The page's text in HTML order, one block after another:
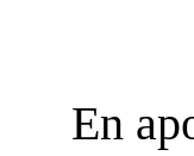
En